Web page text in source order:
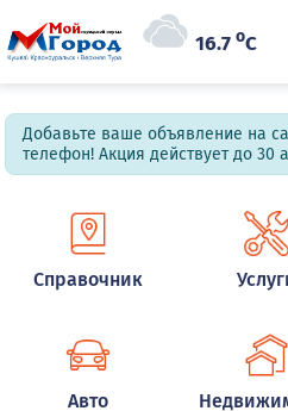
16.7oC
Добавьте ваше объявление на
телефон! Акция действует до 30
Справочник
Авто